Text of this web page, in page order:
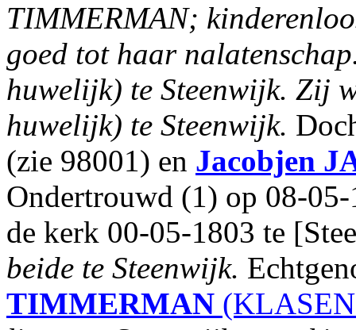
TIMMERMAN;
goed tot haar
huwelijk) te Steenwijk. Zij
huwelijk) te Steenwijk.
(zie 98001) en Jacobjen
Ondertrouwd (1) op 08-
de kerk 00-05-1803 te
beide te Steenwijk.
TIMMERMAN